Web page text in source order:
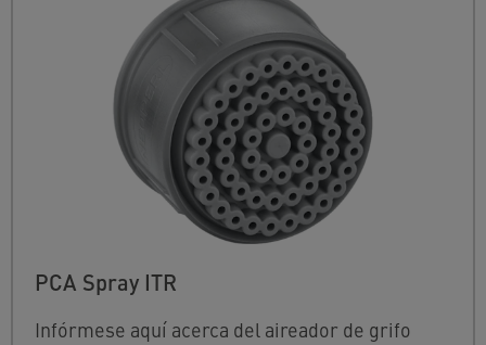
PCA Spray ITR
Infórmese aquí acerca del aireador de grifo